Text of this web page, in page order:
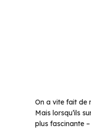
On a vite fait de
Mais lorsqu’ils
plus fascinante –